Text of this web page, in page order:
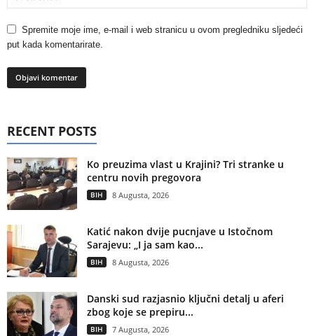
Spremite moje ime, e-mail i web stranicu u ovom pregledniku sljedeći
put kada komentarirate.
RECENT POSTS
Ko preuzima vlast u Krajini? Tri stranke u
centru novih pregovora
BIH 8 Augusta, 2026
Katić nakon dvije pucnjave u Istočnom
Sarajevu: „I ja sam kao...
BIH 8 Augusta, 2026
Danski sud razjasnio ključni detalj u aferi
zbog koje se prepiru...
BIH 7 Augusta, 2026